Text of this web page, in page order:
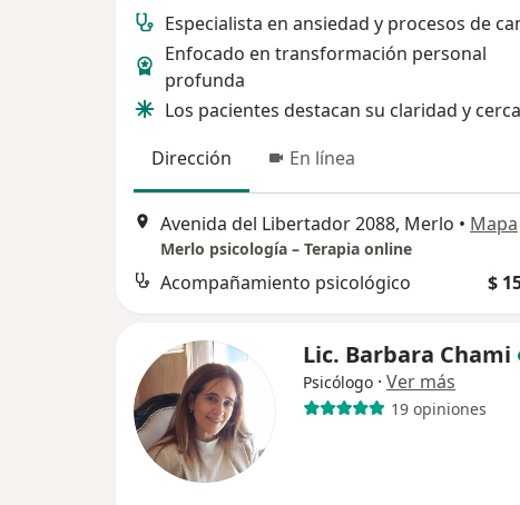
Especialista en ansiedad y procesos de
Enfocado en transformación personal
profunda
Los pacientes destacan su claridad y
Dirección
En línea
Avenida del Libertador 2088, Merlo • Mapa
Merlo psicología – Terapia online
Acompañamiento psicológico $
Lic. Barbara Chami
Psicólogo · Ver más
19 opiniones